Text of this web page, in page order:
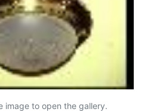
image to open the gallery.